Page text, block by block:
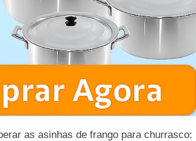
as asinhas de frango para churrasco: